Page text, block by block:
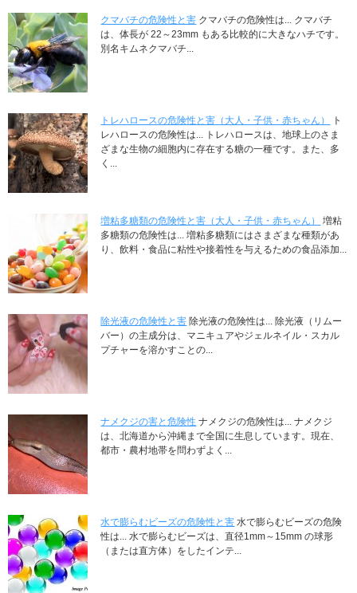
クマバチの危険性と害 クマバチの危険性は... クマバチ
は、体長が 22～23mm もある比較的に大きなハチです。
別名キムネクマバチ...
トレハロースの危険性と害（大人・子供・赤ちゃん）
ト
レハロースの危険性は... トレハロースは、地球上のさま
ざまな生物の細胞内に存在する糖の一種です。また、多
く...
増粘多糖類の危険性と害（大人・子供・赤ちゃん）
増粘
多糖類の危険性は... 増粘多糖類にはさまざまな種類があ
り、飲料・食品に粘性や接着性を与えるための食品添加...
除光液の危険性と害 除光液の危険性は... 除光液（リムー
バー）の主成分は、マニキュアやジェルネイル・スカル
プチャーを溶かすことの...
ナメクジの害と危険性 ナメクジの危険性は... ナメクジ
は、北海道から沖縄まで全国に生息しています。現在、
都市・農村地帯を問わずよく...
水で膨らむビーズの危険性と害 水で膨らむビーズの危険
性は... 水で膨らむビーズは、直径1mm～15mm の球形
（または直方体）をしたインテ...